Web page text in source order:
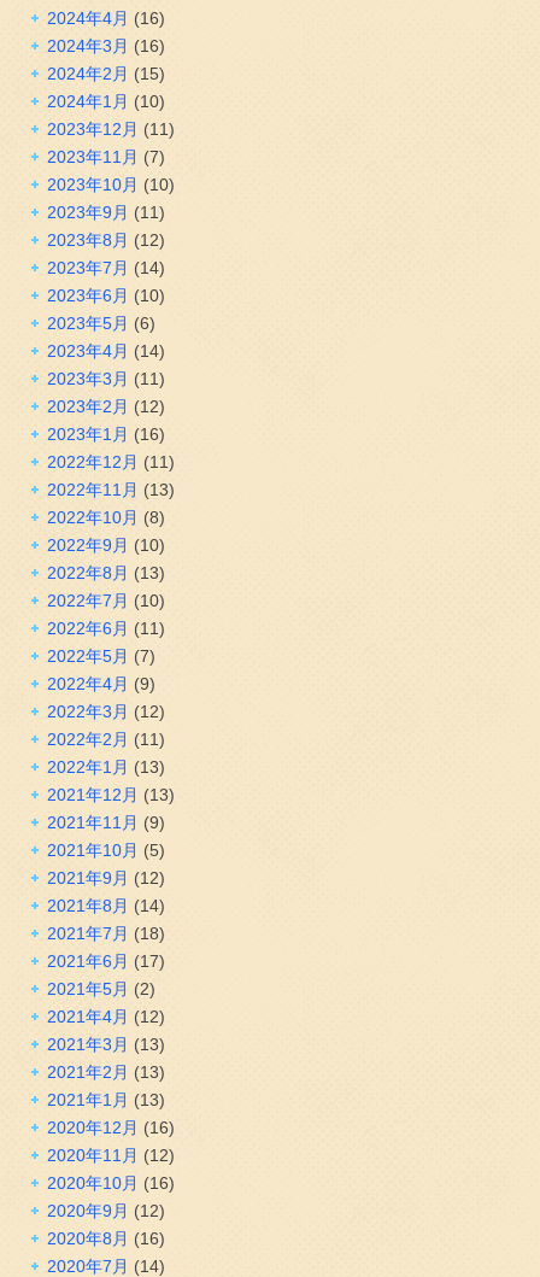
2024年4月 (16)
2024年3月 (16)
2024年2月 (15)
2024年1月 (10)
2023年12月 (11)
2023年11月 (7)
2023年10月 (10)
2023年9月 (11)
2023年8月 (12)
2023年7月 (14)
2023年6月 (10)
2023年5月 (6)
2023年4月 (14)
2023年3月 (11)
2023年2月 (12)
2023年1月 (16)
2022年12月 (11)
2022年11月 (13)
2022年10月 (8)
2022年9月 (10)
2022年8月 (13)
2022年7月 (10)
2022年6月 (11)
2022年5月 (7)
2022年4月 (9)
2022年3月 (12)
2022年2月 (11)
2022年1月 (13)
2021年12月 (13)
2021年11月 (9)
2021年10月 (5)
2021年9月 (12)
2021年8月 (14)
2021年7月 (18)
2021年6月 (17)
2021年5月 (2)
2021年4月 (12)
2021年3月 (13)
2021年2月 (13)
2021年1月 (13)
2020年12月 (16)
2020年11月 (12)
2020年10月 (16)
2020年9月 (12)
2020年8月 (16)
2020年7月 (14)